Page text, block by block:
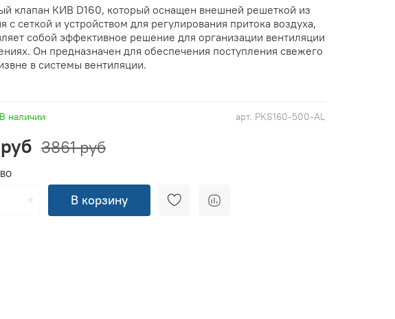
арт. PKS160-500-AL
В наличии
3861 руб
В корзину
клапан КИВ D160, который оснащен внешней решеткой из
с сеткой и устройством для регулирования притока воздуха,
собой эффективное решение для организации вентиляции
Он предназначен для обеспечения поступления свежего
в системы вентиляции.